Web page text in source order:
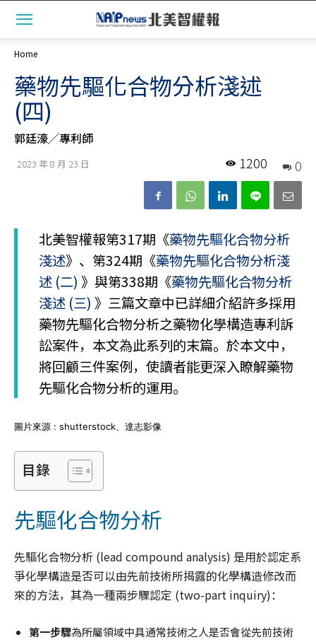
Home
藥物先驅化合物分析淺述
(四)
郭廷濠╱專利師
2023 年 8 月 23 日 0
1200
北美智權報第317期《藥物先驅化合物分析
淺述》、第324期《藥物先驅化合物分析淺
述 (二) 》與第338期《藥物先驅化合物分析
淺述 (三) 》三篇文章中已詳細介紹許多採用
藥物先驅化合物分析之藥物化學構造專利訴
訟案件，本文為此系列的末篇。於本文中，
將回顧三件案例，使讀者能更深入瞭解藥物
先驅化合物分析的運用。
圖片來源 : shutterstock、達志影像
目錄
先驅化合物分析
先驅化合物分析 (lead compound analysis) 是用於認定系
爭化學構造是否可以由先前技術所揭露的化學構造修改而
來的方法，其為一種兩步驟認定 (two-part inquiry)：
第一步驟為所屬領域中具通常技術之人是否會從先前技術